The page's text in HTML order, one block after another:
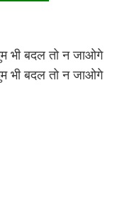
– Movie Songs
– Devotional Songs
– Movie Songs
– Movie Songs
भी बदल तो न जाओगे
भी बदल तो न जाओगे